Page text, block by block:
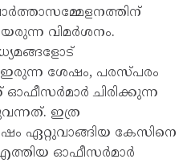
വിമര്‍ശനം.
ഇരുന്ന ശേഷം, പരസ്പരം
ചിരിക്കുന്ന
ഇത്ര
ഏറ്റുവാങ്ങിയ കേസിനെ
എത്തിയ ഓഫീസര്‍മാര്‍